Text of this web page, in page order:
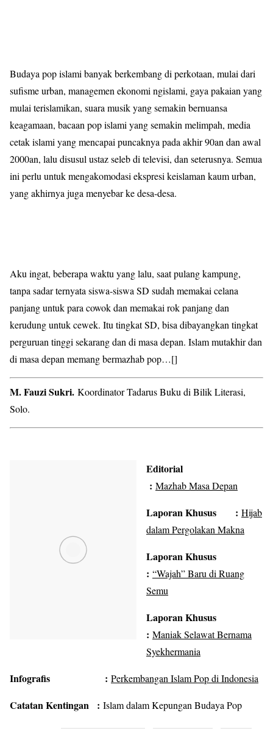
Budaya pop islami banyak berkembang di perkotaan, mulai dari
sufisme urban, managemen ekonomi ngislami, gaya pakaian yang
mulai terislamikan, suara musik yang semakin bernuansa
keagamaan, bacaan pop islami yang semakin melimpah, media
cetak islami yang mencapai puncaknya pada akhir 90an dan awal
2000an, lalu disusul ustaz seleb di televisi, dan seterusnya. Semua
ini perlu untuk mengakomodasi ekspresi keislaman kaum urban,
yang akhirnya juga menyebar ke desa-desa.
Aku ingat, beberapa waktu yang lalu, saat pulang kampung,
tanpa sadar ternyata siswa-siswa SD sudah memakai celana
panjang untuk para cowok dan memakai rok panjang dan
kerudung untuk cewek. Itu tingkat SD, bisa dibayangkan tingkat
perguruan tinggi sekarang dan di masa depan. Islam mutakhir dan
di masa depan memang bermazhab pop…[]
M. Fauzi Sukri. Koordinator Tadarus Buku di Bilik Literasi,
Solo.
Editorial
: Mazhab Masa Depan
Laporan Khusus : Hijab
dalam Pergolakan Makna
Laporan Khusus
: “Wajah” Baru di Ruang
Semu
Laporan Khusus
: Maniak Selawat Bernama
Syekhermania
Infografis : Perkembangan Islam Pop di Indonesia
Catatan Kentingan : Islam dalam Kepungan Budaya Pop